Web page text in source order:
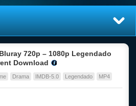
720p – 1080p Legendado
Download
Drama IMDB-5.0 Legendado MP4